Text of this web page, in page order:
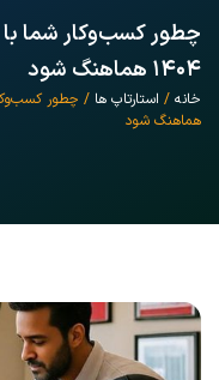
چطور کسب‌وکار شما
۱۴۰۴ هماهنگ شود
خانه / استارتاپ ها
هماهنگ شود